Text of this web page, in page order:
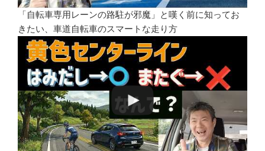
「自転車専用レーンの路駐が邪魔」と嘆く前に知ってお
きたい、車道自転車のスマートな走り方